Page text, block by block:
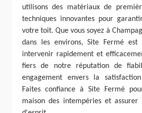
utilisons des matériaux de
techniques innovantes pour
votre toit. Que vous soyez à
dans les environs, Site Fermé
intervenir rapidement et
fiers de notre réputation de
engagement envers la
Faites confiance à Site Fermé
maison des intempéries et